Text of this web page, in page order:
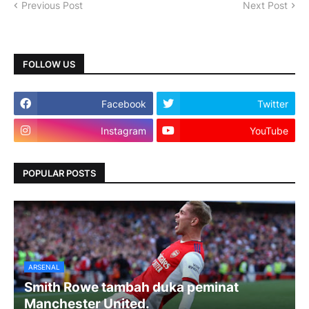
Previous Post Next Post
FOLLOW US
Facebook Twitter
Instagram YouTube
POPULAR POSTS
ARSENAL
Smith Rowe tambah duka peminat
Manchester United.